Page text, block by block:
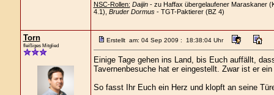
NSC-Rollen: Daijin- zu Haffax übergelaufener Maraskaner
4.1), Bruder Dormus- TGT-Paktierer (BZ 4)
Torn
fleißiges Mitglied
Erstellt am: 04 Sep 2009 : 18:38:04 Uhr
Einige Tage gehen ins Land, bis Euch auffällt,
Tavernenbesuche hat er eingestellt. Zwar ist er
So fasst Ihr Euch ein Herz und klopft an seine